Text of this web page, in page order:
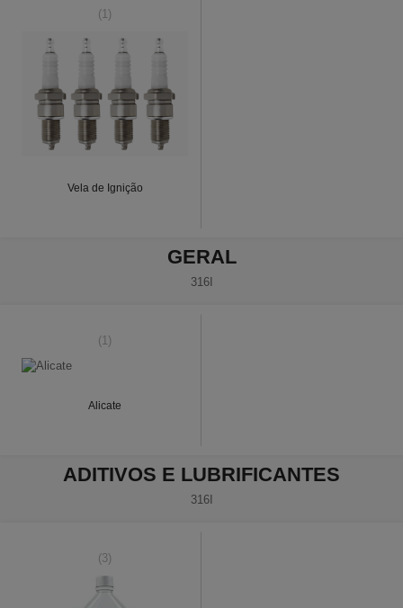
(1)
Vela de Ignição
GERAL
316I
(1)
Alicate
ADITIVOS E LUBRIFICANTES
316I
(3)